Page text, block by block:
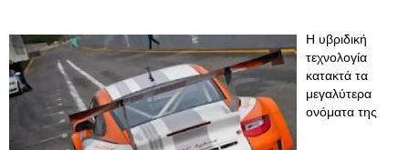
Η υβριδική
τεχνολογία
κατακτά τα
μεγαλύτερα
ονόματα της